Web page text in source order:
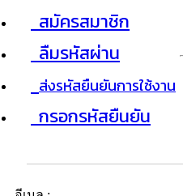
สมัครสมาชิก
ลืมรหัสผ่าน
ส่งรหัสยืนยันการใช้งาน
กรอกรหัสยืนยัน